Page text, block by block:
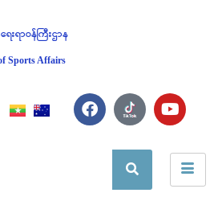
းရာဝန်ကြီးဌာန
Sports Affairs